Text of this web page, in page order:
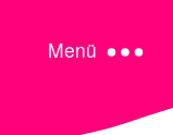
Menü